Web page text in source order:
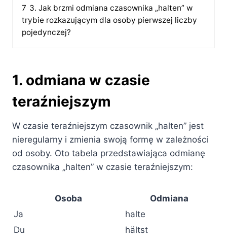
7 3. Jak brzmi odmiana czasownika „halten” w
trybie rozkazującym dla osoby pierwszej liczby
pojedynczej?
1. odmiana w czasie
teraźniejszym
W czasie teraźniejszym czasownik „halten” jest
nieregularny i zmienia swoją formę w zależności
od osoby. Oto tabela przedstawiająca odmianę
czasownika „halten” w czasie teraźniejszym:
Osoba
Odmiana
Ja
halte
Du
hältst